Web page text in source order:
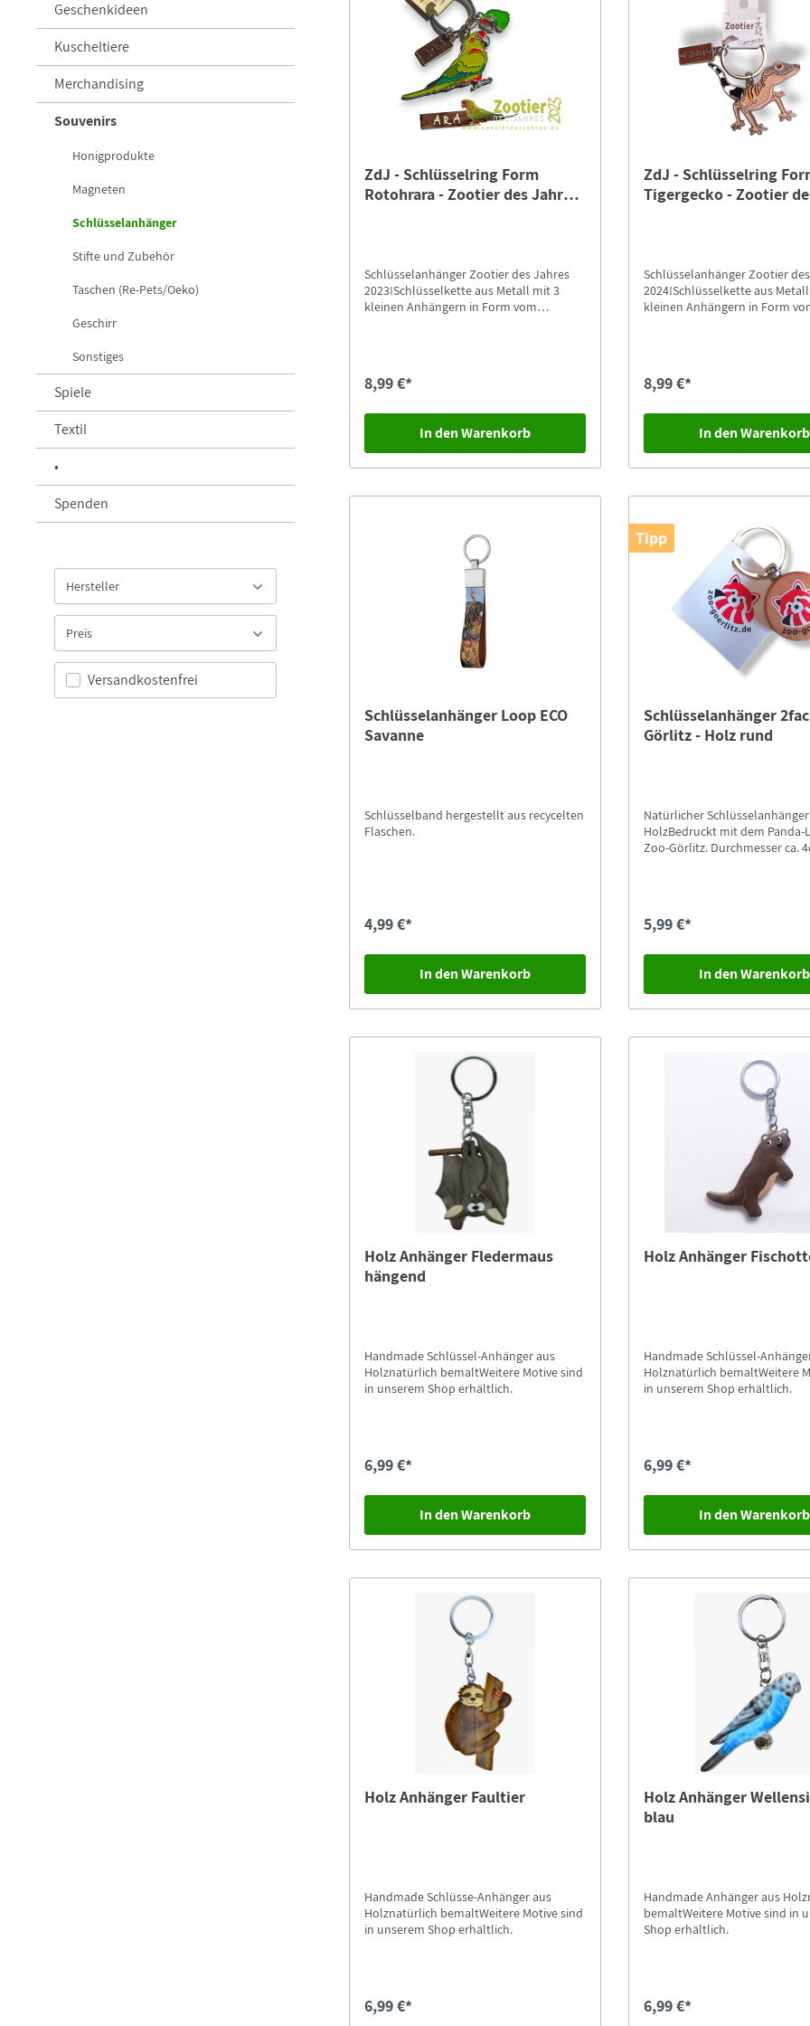
Geschenkideen
Kuscheltiere
Merchandising
Souvenirs
Honigprodukte
Magneten
Schlüsselanhänger
Stifte und Zubehör
Taschen (Re-Pets/Oeko)
Geschirr
Sonstiges
Spiele
Textil
•
Spenden
Hersteller
Preis
Versandkostenfrei
ZdJ - Schlüsselring Form
Rotohrara - Zootier des Jahres
Schlüsselanhänger Zootier des Jahres
2023!Schlüsselkette aus Metall mit 3
kleinen Anhängern in Form vom
Sie und unterstützen Sie gemeinsam mit
Zgorzelec die „Zootier des Jahres“
Kampagne 2023 der ZGAP zum Schutz
stark bedrohter Aras mit dem Kauf des
Zootier des Jahres
Spendengeldern werden für Rotohraras
Futterbäume gepflanzt, Nistboxen
installiert und Wildhüter zum Schutz vor
Wilderei eingesetzt.Für Bearbeitung,
Versand und Transfer des
Schlüsselanhängers erheben wir eine
8,99 €*
In den Warenkorb
ZdJ - Schlüsselring
Tigergecko - Zootier
Schlüsselanhänger Zootier
2024!Schlüsselkette aus
kleinen Anhängern in Form
kleine Verbreitungsgebiete und
Lebensraum angewiesen.
Populationen besonders
den Lebensraumverlust, die
Umweltverschmutzung,
Absammlung für den
zu helfen, werden mit den
Kampagnengeldern neue
aufgebaut,
etabliert, Öffentlichkeitsarbeit
Waldbrandschneisen
Ausrüstungsgegenstände
Transportmittel für die
Transfer des
erheben wir eine Gebühr von
8,99 €*
In den Warenkorb
Schlüsselanhänger Loop ECO
Savanne
Schlüsselband hergestellt aus recycelten
Flaschen.
4,99 €*
In den Warenkorb
Tipp
Schlüsselanhänger
Görlitz - Holz rund
Natürlicher
HolzBedruckt mit dem Panda-
Zoo-Görlitz. Durchmesser ca.
5,99 €*
In den Warenkorb
Holz Anhänger Fledermaus
hängend
Handmade Schlüssel-Anhänger aus
Holznatürlich bemaltWeitere Motive sind
in unserem Shop erhältlich.
6,99 €*
In den Warenkorb
Holz Anhänger
Handmade Schlüssel-
Holznatürlich bemaltWeitere
in unserem Shop erhältlich.
6,99 €*
In den Warenkorb
Holz Anhänger Faultier
Handmade Schlüsse-Anhänger aus
Holznatürlich bemaltWeitere Motive sind
in unserem Shop erhältlich.
6,99 €*
Holz Anhänger
blau
Handmade Anhänger aus
bemaltWeitere Motive sind in
Shop erhältlich.
6,99 €*